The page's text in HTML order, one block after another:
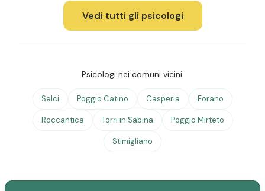
Vedi tutti gli psicologi
Psicologi nei comuni vicini:
Selci Poggio Catino Casperia Forano
Roccantica Torri in Sabina Poggio Mirteto
Stimigliano